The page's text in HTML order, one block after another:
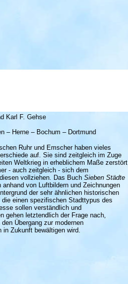
Karl F. Gehse
– Herne – Bochum – Dortmund
Ruhr und Emscher haben vieles
auf. Sie sind zeitgleich im Zuge
Weltkrieg in erheblichem Maße zerstört
- auch zeitgleich - sich dem
vollziehen. Das Buch Sieben Städte
von Luftbildern und Zeichnungen
der sehr ähnlichen historischen
einen spezifischen Stadttypus des
sollen verständlich und
gehen letztendlich der Frage nach,
Übergang zur modernen
in Zukunft bewältigen wird.